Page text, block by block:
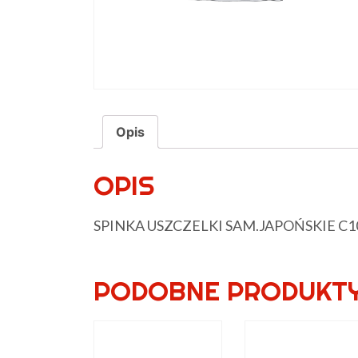
Opis
OPIS
SPINKA USZCZELKI SAM.JAPOŃSKIE
PODOBNE